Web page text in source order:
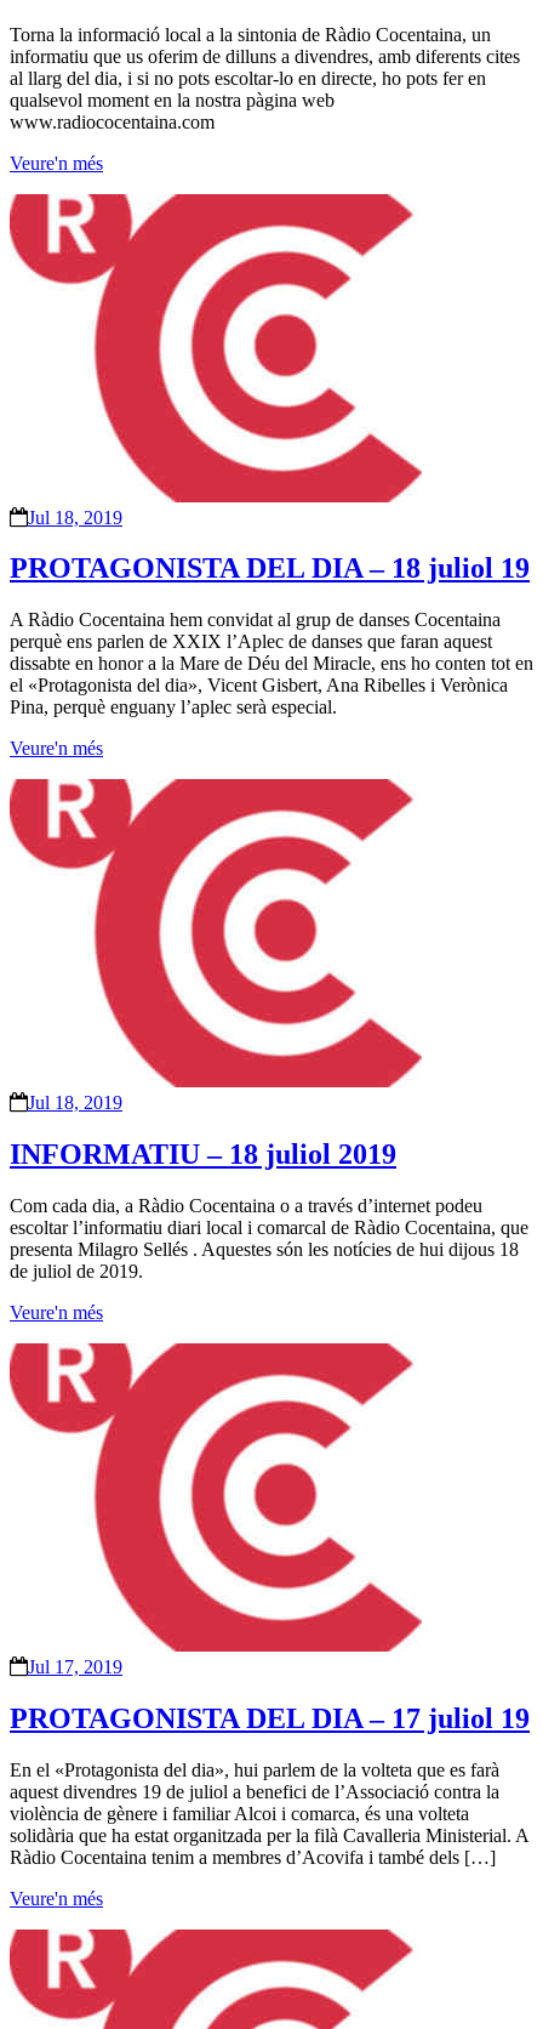
Torna la informació local a la sintonia de Ràdio Cocentaina, un
informatiu que us oferim de dilluns a divendres, amb diferents cites
al llarg del dia, i si no pots escoltar-lo en directe, ho pots fer en
qualsevol moment en la nostra pàgina web
www.radiococentaina.com
Veure'n més
Jul 18, 2019
PROTAGONISTA DEL DIA – 18 juliol 19
A Ràdio Cocentaina hem convidat al grup de danses Cocentaina
perquè ens parlen de XXIX l’Aplec de danses que faran aquest
dissabte en honor a la Mare de Déu del Miracle, ens ho conten tot en
el «Protagonista del dia», Vicent Gisbert, Ana Ribelles i Verònica
Pina, perquè enguany l’aplec serà especial.
Veure'n més
Jul 18, 2019
INFORMATIU – 18 juliol 2019
Com cada dia, a Ràdio Cocentaina o a través d’internet podeu
escoltar l’informatiu diari local i comarcal de Ràdio Cocentaina, que
presenta Milagro Sellés . Aquestes són les notícies de hui dijous 18
de juliol de 2019.
Veure'n més
Jul 17, 2019
PROTAGONISTA DEL DIA – 17 juliol 19
En el «Protagonista del dia», hui parlem de la volteta que es farà
aquest divendres 19 de juliol a benefici de l’Associació contra la
violència de gènere i familiar Alcoi i comarca, és una volteta
solidària que ha estat organitzada per la filà Cavalleria Ministerial. A
Ràdio Cocentaina tenim a membres d’Acovifa i també dels […]
Veure'n més